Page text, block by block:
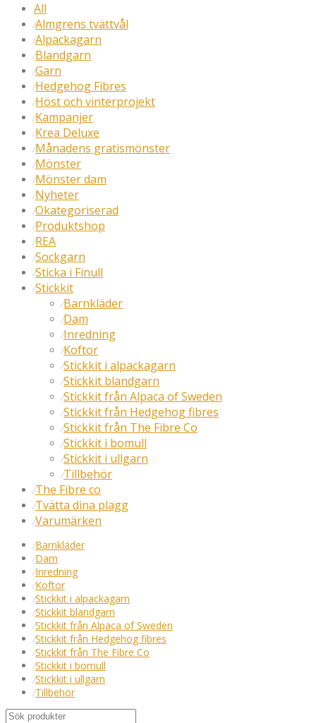
All
⁄Almgrens tvättvål
⁄Alpackagarn
⁄Blandgarn
⁄Garn
⁄Hedgehog Fibres
⁄Höst och vinterprojekt
⁄Kampanjer
⁄Krea Deluxe
⁄Månadens gratismönster
⁄Mönster
⁄Mönster dam
⁄Nyheter
⁄Okategoriserad
⁄Produktshop
⁄REA
⁄Sockgarn
⁄Sticka i Finull
⁄Stickkit
⁄Barnkläder
⁄Dam
⁄Inredning
⁄Koftor
⁄Stickkit i alpackagarn
⁄Stickkit blandgarn
⁄Stickkit från Alpaca of Sweden
⁄Stickkit från Hedgehog fibres
⁄Stickkit från The Fibre Co
⁄Stickkit i bomull
⁄Stickkit i ullgarn
⁄Tillbehör
⁄The Fibre co
⁄Tvätta dina plagg
⁄Varumärken
⁄Barnkläder
⁄Dam
⁄Inredning
⁄Koftor
⁄Stickkit i alpackagarn
⁄Stickkit blandgarn
⁄Stickkit från Alpaca of Sweden
⁄Stickkit från Hedgehog fibres
⁄Stickkit från The Fibre Co
⁄Stickkit i bomull
⁄Stickkit i ullgarn
⁄Tillbehör